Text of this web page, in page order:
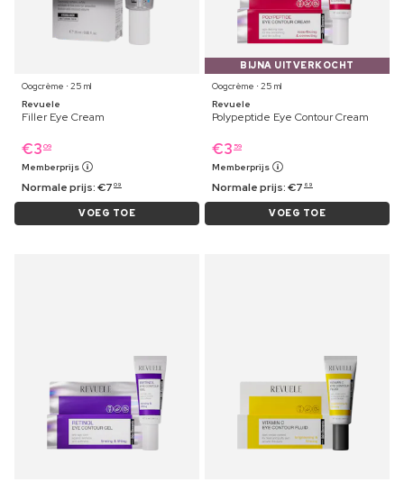
Oogcrème ⋅ 25 ml
Revuele
Filler Eye Cream
€3 09
Memberprijs
Normale prijs:€7 09
VOEG TOE
BIJNA UITVERKOCHT
Oogcrème ⋅ 25 ml
Revuele
Polypeptide Eye Contour Cream
€3 59
Memberprijs
Normale prijs:€7 69
VOEG TOE